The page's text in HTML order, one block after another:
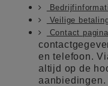
Veilige
Contact
en telefoon.
altijd op de
aanbiedingen.